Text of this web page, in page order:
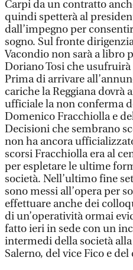
Carpi da un contratto
quindi spetterà al
dall’impegno per
sogno. Sul fronte
Vacondio non sarà a libro
Doriano Tosi che
Prima di arrivare
cariche la Reggiana dovrà
ufficiale la non conferma
Domenico Fracchiolla e
Decisioni che sembrano
non ha ancora
scorsi Fracchiolla era al
per espletare le ultime
società. Nell’ultimo fine
sono messi all’opera per
effettuare anche dei
di un’operatività ormai
fatto ieri in sede con un
intermedi della società
Salerno, del vice Fico e